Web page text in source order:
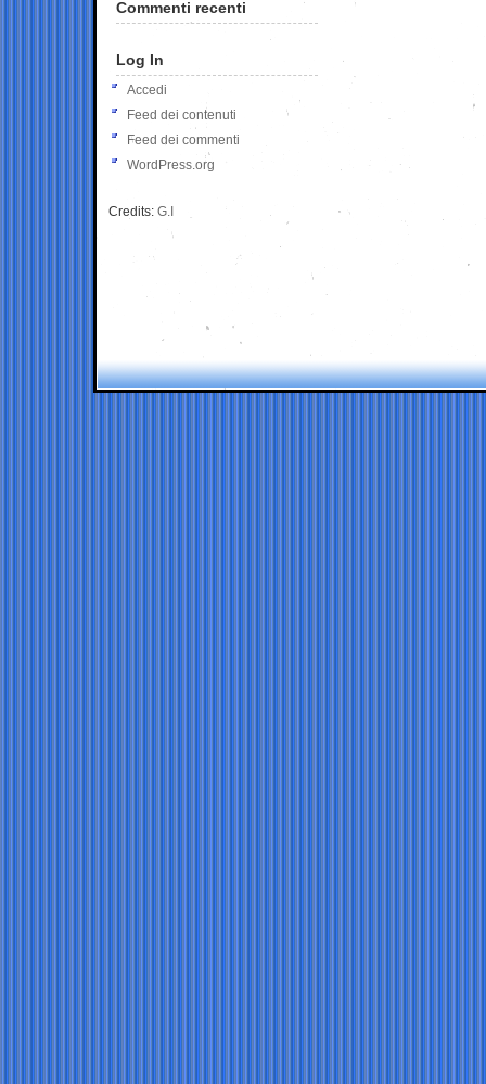
Commenti recenti
Log In
Accedi
Feed dei contenuti
Feed dei commenti
WordPress.org
Credits: G.I